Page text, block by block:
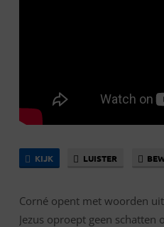
KIJK LUISTER
Corné opent met woorden
Jezus oproept geen schatten